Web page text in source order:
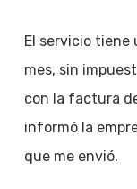
El servicio tiene
mes, sin
con la factura
informó la
que me envió.